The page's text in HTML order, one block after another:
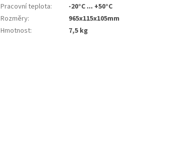
Pracovní teplota:
-20°C ... +50°C
Rozměry:
965x115x105mm
Hmotnost: 7,5 kg